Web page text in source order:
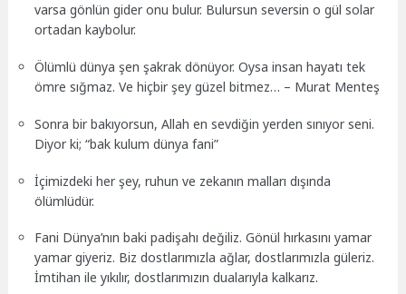
varsa gönlün gider onu bulur. Bulursun seversin o gül solar
ortadan kaybolur.
Ölümlü dünya şen şakrak dönüyor. Oysa insan hayatı tek
ömre sığmaz. Ve hiçbir şey güzel bitmez… – Murat Menteş
Sonra bir bakıyorsun, Allah en sevdiğin yerden sınıyor seni.
Diyor ki; “bak kulum dünya fani”
İçimizdeki her şey, ruhun ve zekanın malları dışında
ölümlüdür.
Fani Dünya’nın baki padişahı değiliz. Gönül hırkasını yamar
yamar giyeriz. Biz dostlarımızla ağlar, dostlarımızla güleriz.
İmtihan ile yıkılır, dostlarımızın dualarıyla kalkarız.